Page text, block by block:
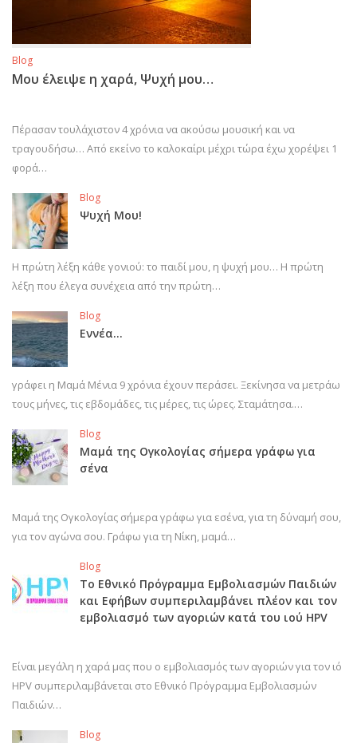
Blog
Μου έλειψε η χαρά, Ψυχή μου…
Πέρασαν τουλάχιστον 4 χρόνια να ακούσω μουσική και να
τραγουδήσω… Από εκείνο το καλοκαίρι μέχρι τώρα έχω χορέψει 1
φορά…
Blog
Ψυχή Μου!
Η πρώτη λέξη κάθε γονιού: το παιδί μου, η ψυχή μου… Η πρώτη
λέξη που έλεγα συνέχεια από την πρώτη…
Blog
Εννέα…
γράφει η Μαμά Μένια 9 χρόνια έχουν περάσει. Ξεκίνησα να μετράω
τους μήνες, τις εβδομάδες, τις μέρες, τις ώρες. Σταμάτησα.…
Blog
Μαμά της Ογκολογίας σήμερα γράφω για
σένα
Μαμά της Ογκολογίας σήμερα γράφω για εσένα, για τη δύναμή σου,
για τον αγώνα σου. Γράφω για τη Νίκη, μαμά…
Blog
Το Εθνικό Πρόγραμμα Εμβολιασμών Παιδιών
και Εφήβων συμπεριλαμβάνει πλέον και τον
εμβολιασμό των αγοριών κατά του ιού HPV
Είναι μεγάλη η χαρά μας που ο εμβολιασμός των αγοριών για τον ιό
HPV συμπεριλαμβάνεται στο Εθνικό Πρόγραμμα Εμβολιασμών
Παιδιών…
Blog